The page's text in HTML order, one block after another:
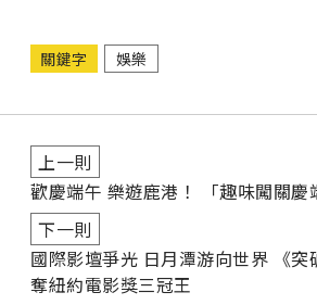
關鍵字 娛樂
上一則
歡慶端午 樂遊鹿港！ 「趣味闖關慶
下一則
國際影壇爭光 日月潭游向世界 《突
奪紐約電影獎三冠王